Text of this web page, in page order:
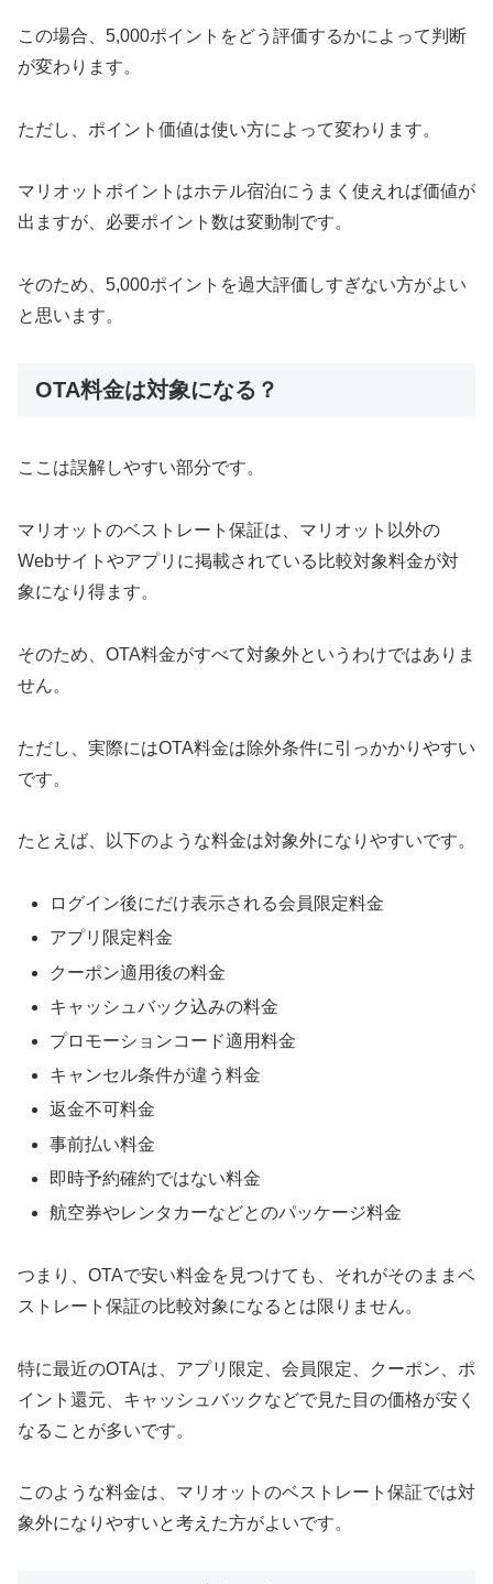
この場合、5,000ポイントをどう評価するかによって判断
が変わります。
ただし、ポイント価値は使い方によって変わります。
マリオットポイントはホテル宿泊にうまく使えれば価値が
出ますが、必要ポイント数は変動制です。
そのため、5,000ポイントを過大評価しすぎない方がよい
と思います。
OTA料金は対象になる？
ここは誤解しやすい部分です。
マリオットのベストレート保証は、マリオット以外の
Webサイトやアプリに掲載されている比較対象料金が対
象になり得ます。
そのため、OTA料金がすべて対象外というわけではありま
せん。
ただし、実際にはOTA料金は除外条件に引っかかりやすい
です。
たとえば、以下のような料金は対象外になりやすいです。
ログイン後にだけ表示される会員限定料金
アプリ限定料金
クーポン適用後の料金
キャッシュバック込みの料金
プロモーションコード適用料金
キャンセル条件が違う料金
返金不可料金
事前払い料金
即時予約確約ではない料金
航空券やレンタカーなどとのパッケージ料金
つまり、OTAで安い料金を見つけても、それがそのままベ
ストレート保証の比較対象になるとは限りません。
特に最近のOTAは、アプリ限定、会員限定、クーポン、ポ
イント還元、キャッシュバックなどで見た目の価格が安く
なることが多いです。
このような料金は、マリオットのベストレート保証では対
象外になりやすいと考えた方がよいです。